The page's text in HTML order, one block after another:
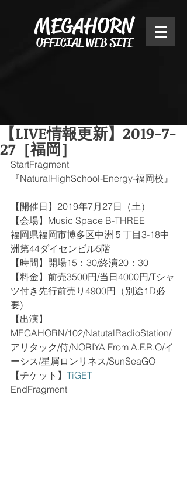
MEGAHORN
OFFICIAL WEB SITE
【LIVE情報更新】2019-7-
27［福岡］
StartFragment
『NaturalHighSchool-Energy-福岡校』
【開催日】2019年7月27日（土）
【会場】Music Space B-THREE
福岡県福岡市博多区中洲５丁目3-18中
洲第44ダイセンビル5階
【時間】開場15：30/終演20：30
【料金】前売3500円/当日4000円/Tシャ
ツ付き先行前売り4900円（別途1D必
要)
【出演】
MEGAHORN/102/NatutalRadioStation/
アリタック/侍/NORIYA From A.F.R.O/イ
ーシス/星屑ロンリネス/SunSeaGO
【チケット】 TiGET
EndFragment